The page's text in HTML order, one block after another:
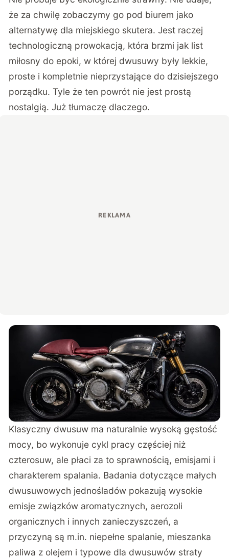
że za chwilę zobaczymy go pod biurem jako
alternatywę dla miejskiego skutera. Jest raczej
technologiczną prowokacją, która brzmi jak list
miłosny do epoki, w której dwusuwy były lekkie,
proste i kompletnie nieprzystające do dzisiejszego
porządku. Tyle że ten powrót nie jest prostą
nostalgią. Już tłumaczę dlaczego.
Klasyczny dwusuw ma naturalnie wysoką gęstość
mocy, bo wykonuje cykl pracy częściej niż
czterosuw, ale płaci za to sprawnością, emisjami i
charakterem spalania. Badania dotyczące małych
dwusuwowych jednośladów pokazują wysokie
emisje związków aromatycznych, aerozoli
organicznych i innych zanieczyszczeń, a
przyczyną są m.in. niepełne spalanie, mieszanka
paliwa z olejem i typowe dla dwusuwów straty